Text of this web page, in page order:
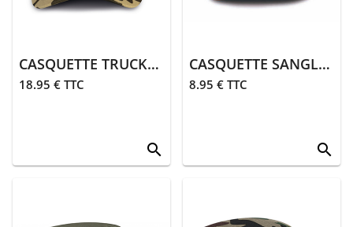
CASQUETTE TRUCKER | CAMO
18.95 € TTC
search
CASQUETTE SANGLIER | ORANGE
8.95 € TTC
search